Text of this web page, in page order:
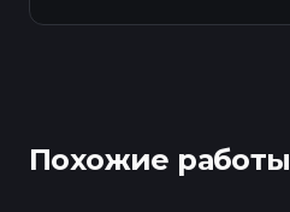
Похожие работы